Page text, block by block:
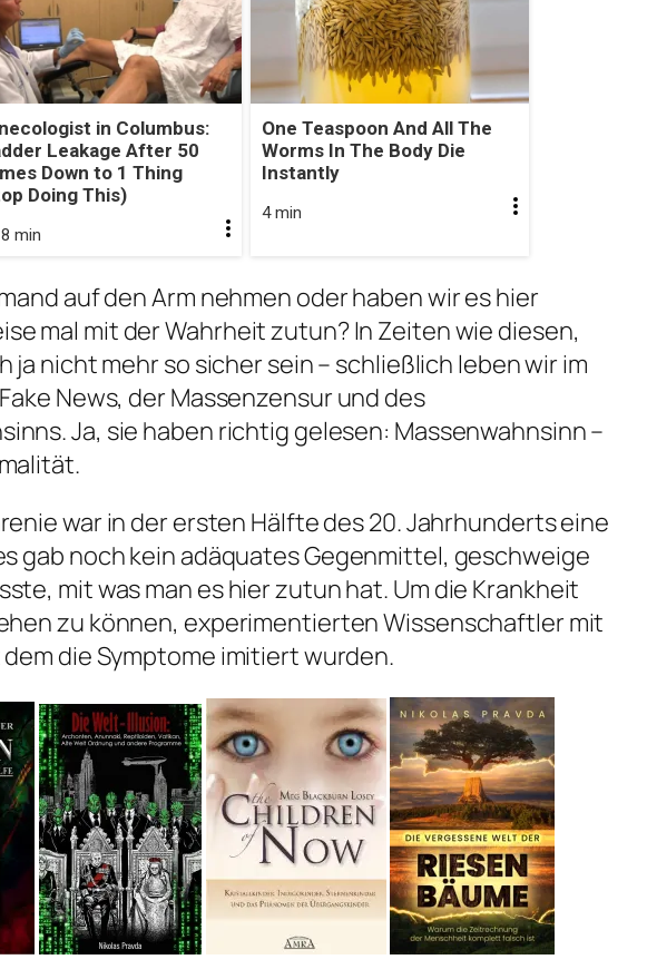
in Columbus:
Leakage After 50
Down to 1 Thing
Doing This)
min
One Teaspoon And All The
Worms In The Body Die
Instantly
4 min
auf den Arm nehmen oder haben wir es hier
mal mit der Wahrheit zutun? In Zeiten wie diesen,
ja nicht mehr so sicher sein – schließlich leben wir im
News, der Massenzensur und des
Ja, sie haben richtig gelesen: Massenwahnsinn –
war in der ersten Hälfte des 20. Jahrhunderts eine
gab noch kein adäquates Gegenmittel, geschweige
mit was man es hier zutun hat. Um die Krankheit
zu können, experimentierten Wissenschaftler mit
die Symptome imitiert wurden.